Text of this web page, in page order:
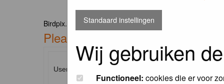
Standaard instellingen
Wij gebruiken
Functioneel: cookies die er voor
Birdpix.nl Forum Index
Please enter your username and
Username: